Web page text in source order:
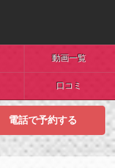
動画一覧
口コミ
電話で予約する